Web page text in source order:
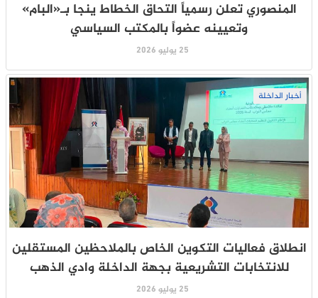
المنصوري تعلن رسمياً التحاق الخطاط ينجا بـ«البام»
وتعيينه عضواً بالمكتب السياسي
25 يوليو 2026
أخبار الداخلة
انطلاق فعاليات التكوين الخاص بالملاحظين المستقلين
للانتخابات التشريعية بجهة الداخلة وادي الذهب
25 يوليو 2026